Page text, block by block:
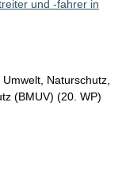
und -fahrer in
Naturschutz,
(BMUV) (20. WP)